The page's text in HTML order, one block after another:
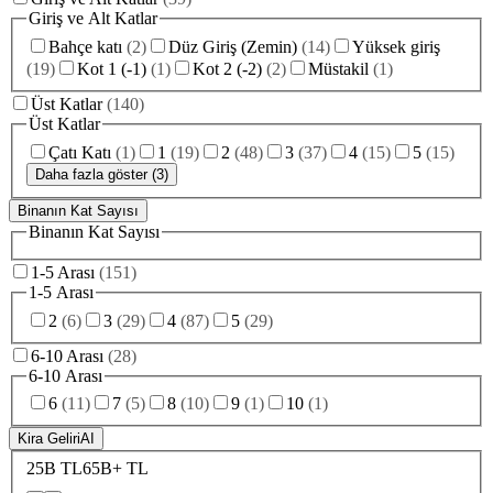
Giriş ve Alt Katlar
Bahçe katı (2) Düz Giriş (Zemin) (14)
Yüksek giriş
(19) Kot 1 (-1) (1) Kot 2 (-2) (2) Müstakil (1)
Üst Katlar (140)
Üst Katlar
Çatı Katı (1) 1 (19) 2 (48) 3 (37) 4 (15) 5 (15)
Daha fazla göster (3)
Binanın Kat Sayısı
Binanın Kat Sayısı
1-5 Arası (151)
1-5 Arası
2 (6) 3 (29) 4 (87) 5 (29)
6-10 Arası (28)
6-10 Arası
6 (11) 7 (5) 8 (10) 9 (1) 10 (1)
Kira GeliriAI
25B TL65B+ TL